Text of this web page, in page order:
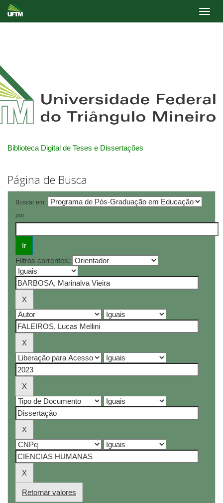
Biblioteca Digital de Teses e Dissertações
Página de Busca
Buscar em:
por
Filtros correntes:
Retornar valores